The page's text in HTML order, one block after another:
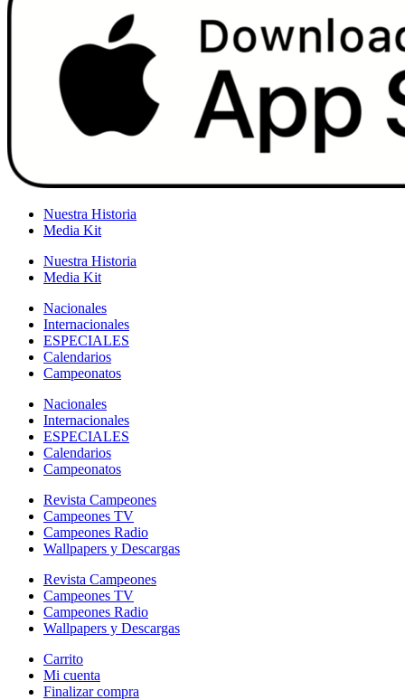
Nuestra Historia
Media Kit
Nuestra Historia
Media Kit
Nacionales
Internacionales
ESPECIALES
Calendarios
Campeonatos
Nacionales
Internacionales
ESPECIALES
Calendarios
Campeonatos
Revista Campeones
Campeones TV
Campeones Radio
Wallpapers y Descargas
Revista Campeones
Campeones TV
Campeones Radio
Wallpapers y Descargas
Carrito
Mi cuenta
Finalizar compra